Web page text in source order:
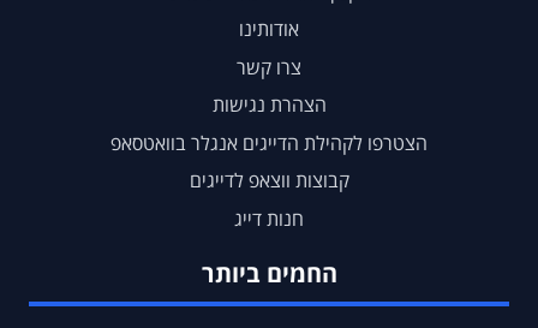
אודותינו
צרו קשר
הצהרת נגישות
הצטרפו לקהילת הדייגים אנגלר בוואטסאפ
קבוצות ווצאפ לדייגים
חנות דייג
החמים ביותר